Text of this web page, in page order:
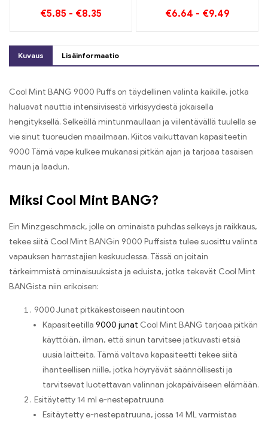
Yleiskatsaus
savukkeeseen
€5.85 - €8.35
Zigarette mustikka
€6.64 - €9.49
Kuvaus Lisäinformaatio
Cool Mint BANG 9000 Puffs on täydellinen valinta kaikille, jotka
haluavat nauttia intensiivisestä virkisyydestä jokaisella
hengityksellä. Selkeällä mintunmaullaan ja viilentävällä tuulella se
vie sinut tuoreuden maailmaan. Kiitos vaikuttavan kapasiteetin
9000 Tämä vape kulkee mukanasi pitkän ajan ja tarjoaa tasaisen
maun ja laadun.
Miksi Cool Mint BANG?
Ein Minzgeschmack, jolle on ominaista puhdas selkeys ja raikkaus,
tekee siitä Cool Mint BANGin 9000 Puffsista tulee suosittu valinta
vapauksen harrastajien keskuudessa. Tässä on joitain
tärkeimmistä ominaisuuksista ja eduista, jotka tekevät Cool Mint
BANGista niin erikoisen:
9000 Junat pitkäkestoiseen nautintoon
Kapasiteetilla 9000 junat Cool Mint BANG tarjoaa pitkän
käyttöiän, ilman, että sinun tarvitsee jatkuvasti etsiä
uusia laitteita. Tämä valtava kapasiteetti tekee siitä
ihanteellisen niille, jotka höyryävät säännöllisesti ja
tarvitsevat luotettavan valinnan jokapäiväiseen elämään.
Esitäytetty 14 ml e-nestepatruuna
Esitäytetty e-nestepatruuna, jossa 14 ML varmistaa